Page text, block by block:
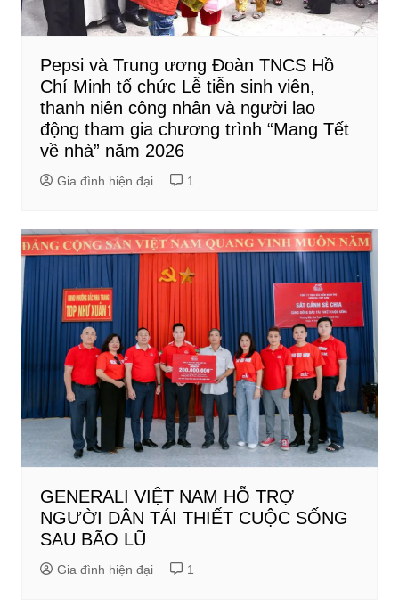
Pepsi và Trung ương Đoàn TNCS Hồ
Chí Minh tổ chức Lễ tiễn sinh viên,
thanh niên công nhân và người lao
động tham gia chương trình “Mang Tết
về nhà” năm 2026
Gia đình hiện đại 1
GENERALI VIỆT NAM HỖ TRỢ
NGƯỜI DÂN TÁI THIẾT CUỘC SỐNG
SAU BÃO LŨ
Gia đình hiện đại 1